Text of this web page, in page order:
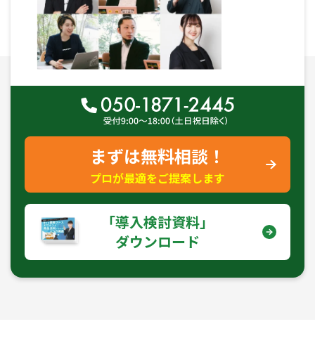
まずは無料相談！
プロが最適をご提案します
｢導入検討資料｣
ダウンロード